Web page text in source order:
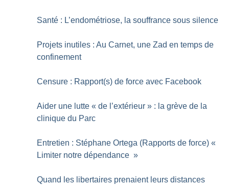
Santé : L’endométriose, la souffrance sous silence
Projets inutiles : Au Carnet, une Zad en temps de
confinement
Censure : Rapport(s) de force avec Facebook
Aider une lutte « de l’extérieur » : la grève de la
clinique du Parc
Entretien : Stéphane Ortega (Rapports de force) «
Limiter notre dépendance »
Quand les libertaires prenaient leurs distances